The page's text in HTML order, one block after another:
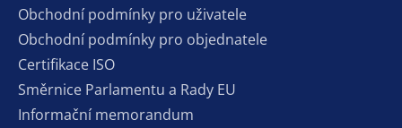
Obchodní podmínky pro uživatele
Obchodní podmínky pro objednatele
Certifikace ISO
Směrnice Parlamentu a Rady EU
Informační memorandum